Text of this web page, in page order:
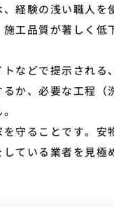
経験の浅い職人を
工品質が著しく低
などで提示される
か、必要な工程
守ることです。安
ている業者を見極